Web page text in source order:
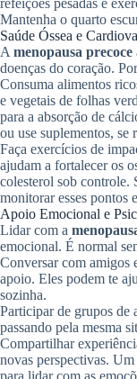
Mantenha o quarto
Saúde Óssea e
A menopausa precoce
doenças do coração.
Consuma alimentos
e vegetais de folhas
para a absorção de
ou use suplementos, se
Faça exercícios de
ajudam a fortalecer os
colesterol sob controle.
monitorar esses pontos
Apoio Emocional e
Lidar com a
emocional. É normal
Conversar com amigos
apoio. Eles podem te
sozinha.
Participar de grupos de
passando pela mesma
Compartilhar
novas perspectivas.
para lidar com as